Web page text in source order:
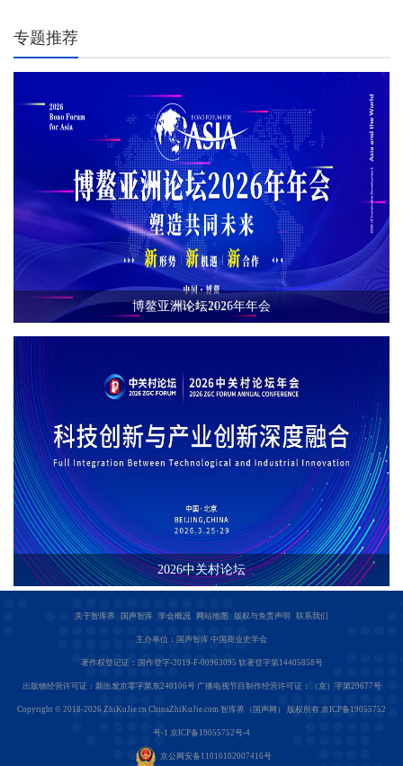
专题推荐
博鳌亚洲论坛2026年年会
2026中关村论坛
关于智库界 国声智库 学会概况 网站地图 版权与免责声明 联系我们
主办单位：国声智库 中国商业史学会
著作权登记证：国作登字-2019-F-00963095 软著登字第14405858号
出版物经营许可证：新出发京零字第东240106号 广播电视节目制作经营许可证：（京）字第29677号
Copyright © 2018-2026 ZhiKuJie.cn ChinaZhiKuJie.com 智库界（国声网） 版权所有 京ICP备19055752
号-1 京ICP备19055752号-4
京公网安备11010102007416号